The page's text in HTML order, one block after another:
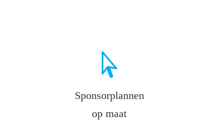
Sponsorplannen
op maat